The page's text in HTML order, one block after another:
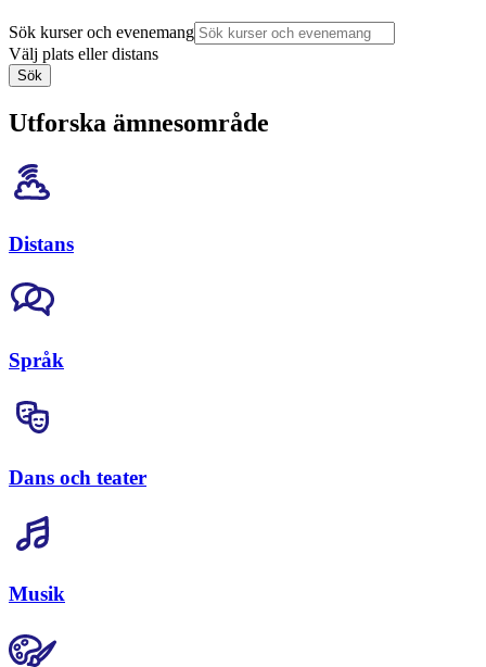
Sök kurser och evenemang
Välj plats eller distans
Sök
Utforska ämnesområde
Distans
Språk
Dans och teater
Musik